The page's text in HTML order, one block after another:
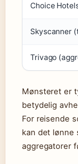
Choice
Skyscanner
Trivago
Mønsteret er
betydelig
For reisende
kan det lønne
aggregatorer